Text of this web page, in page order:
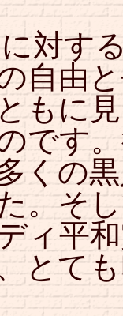
対す
自由
もに
です
くの
。そ
ィ平
とて